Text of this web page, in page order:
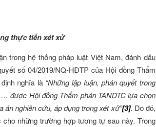
thực tiễn xét xử
trong hệ thống pháp luật Việt Nam, đánh dấu
số 04/2019/NQ-HĐTP của Hội đồng Thẩm
nghĩa là “Những lập luận, phán quyết trong
được Hội đồng Thẩm phán TANDTC lựa chọn
án nghiên cứu, áp dụng trong xét xử”[3]. Do đó,
những trường hợp tương tự sau này. Trong